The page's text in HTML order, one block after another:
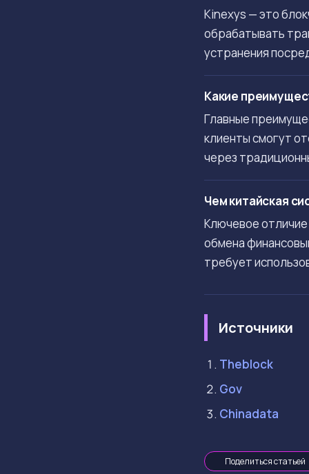
Kinexys — это
обрабатывать
устранения
Какие
Главные
клиенты смогут
через
Чем китайская
Ключевое отличие
обмена
требует
Источники
Theblock
Gov
Chinadata
Поделиться статьей